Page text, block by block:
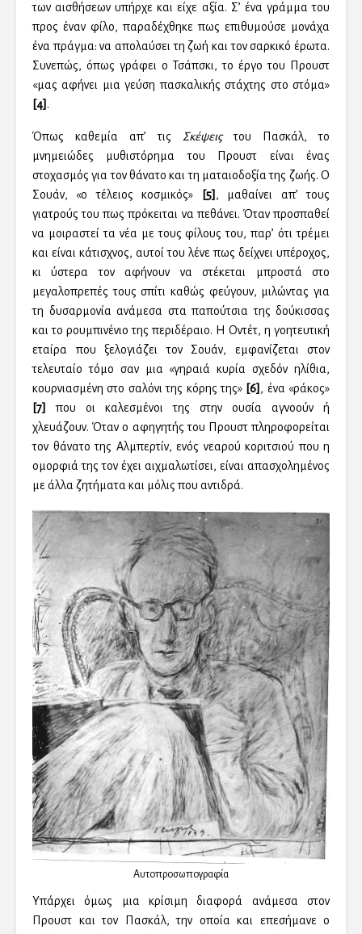
των αισθήσεων υπήρχε και είχε αξία. Σ’ ένα γράμμα του
προς έναν φίλο, παραδέχθηκε πως επιθυμούσε μονάχα
ένα πράγμα: να απολαύσει τη ζωή και τον σαρκικό έρωτα.
Συνεπώς, όπως γράφει ο Τσάπσκι, το έργο του Προυστ
«μας αφήνει μια γεύση πασκαλικής στάχτης στο στόμα»
[4] .
Όπως καθεμία απ’ τις Σκέψειςτου Πασκάλ, το
μνημειώδες μυθιστόρημα του Προυστ είναι ένας
στοχασμός για τον θάνατο και τη ματαιοδοξία της ζωής. Ο
Σουάν, «ο τέλειος κοσμικός»
[5] , μαθαίνει απ’ τους
γιατρούς του πως πρόκειται να πεθάνει. Όταν προσπαθεί
να μοιραστεί τα νέα με τους φίλους του, παρ’ ότι τρέμει
και είναι κάτισχνος, αυτοί του λένε πως δείχνει υπέροχος,
κι ύστερα τον αφήνουν να στέκεται μπροστά στο
μεγαλοπρεπές τους σπίτι καθώς φεύγουν, μιλώντας για
τη δυσαρμονία ανάμεσα στα παπούτσια της δούκισσας
και το ρουμπινένιο της περιδέραιο. Η Οντέτ, η γοητευτική
εταίρα που ξελογιάζει τον Σουάν, εμφανίζεται στον
τελευταίο τόμο σαν μια «γηραιά κυρία σχεδόν ηλίθια,
κουρνιασμένη στο σαλόνι της κόρης της» [6] , ένα «ράκος»
[7]
που οι καλεσμένοι της στην ουσία αγνοούν ή
χλευάζουν. Όταν ο αφηγητής του Προυστ πληροφορείται
τον θάνατο της Αλμπερτίν, ενός νεαρού κοριτσιού που η
ομορφιά της τον έχει αιχμαλωτίσει, είναι απασχολημένος
με άλλα ζητήματα και μόλις που αντιδρά.
Αυτοπροσωπογραφία
Υπάρχει όμως μια κρίσιμη διαφορά ανάμεσα στον
Προυστ και τον Πασκάλ, την οποία και επεσήμανε ο